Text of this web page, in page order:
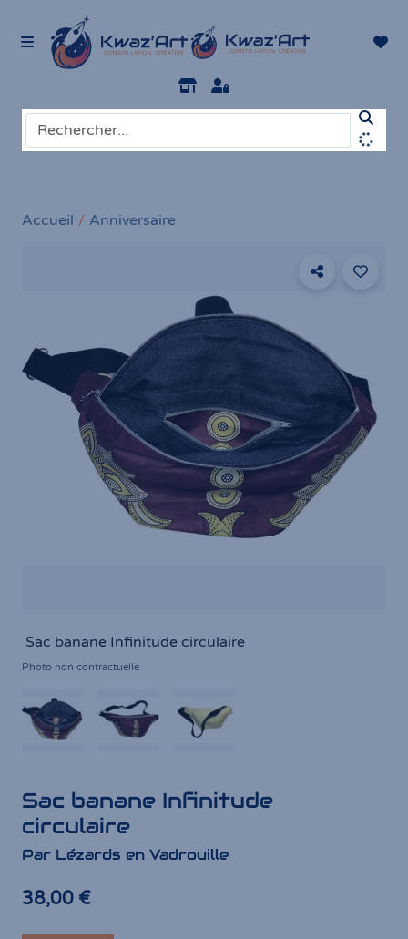
Accueil Anniversaire
Sac banane Infinitude circulaire
Photo non contractuelle
Sac banane Infinitude
circulaire
Par Lézards en Vadrouille
38,00 €